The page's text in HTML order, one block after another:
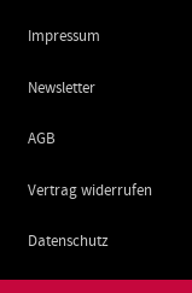
Impressum
Newsletter
AGB
Vertrag widerrufen
Datenschutz